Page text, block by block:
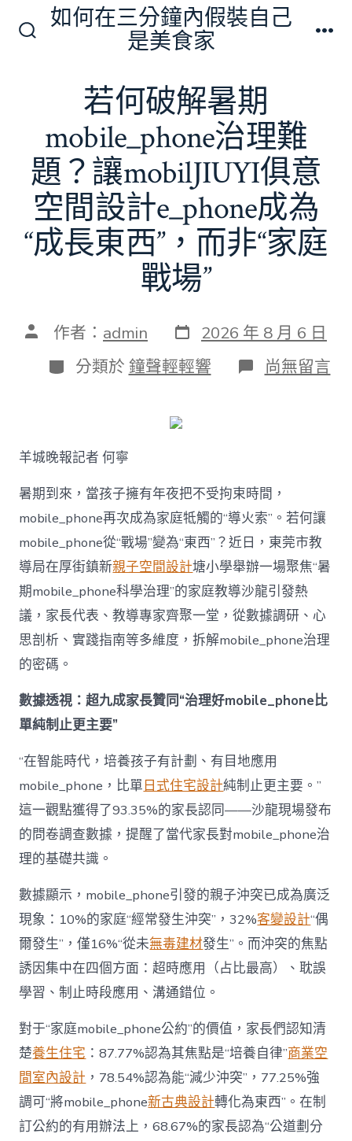
如何在三分鐘內假裝自己
是美食家
若何破解暑期
mobile_phone治理難
題？讓mobilJIUYI俱意
空間設計e_phone成為
“成長東西”，而非“家庭
戰場”
文 作者： admin 發
表
日
期
2026 年 8 月 6 日
分
類
分類於 鐘聲輕輕響 在
〈若
治
理
難
題？
讓
mobilJIUYI
俱
意
空
間
設
成
為
東
西”，
而
非
“家
庭
中
尚無留言
羊城晚報記者 何寧
暑期到來，當孩子擁有年夜把不受拘束時間，
mobile_phone再次成為家庭牴觸的“導火索”。若何讓
mobile_phone從“戰場”變為“東西”？近日，東莞市教
導局在厚街鎮新親子空間設計塘小學舉辦一場聚焦“暑
期mobile_phone科學治理”的家庭教導沙龍引發熱
議，家長代表、教導專家齊聚一堂，從數據調研、心
思剖析、實踐指南等多維度，拆解mobile_phone治理
的密碼。
數據透視：超九成家長贊同“治理好mobile_phone比
單純制止更主要”
“在智能時代，培養孩子有計劃、有目地應用
mobile_phone，比單日式住宅設計純制止更主要。”
這一觀點獲得了93.35%的家長認同——沙龍現場發布
的問卷調查數據，提醒了當代家長對mobile_phone治
理的基礎共識。
數據顯示，mobile_phone引發的親子沖突已成為廣泛
現象：10%的家庭“經常發生沖突”，32%客變設計“偶
爾發生”，僅16%“從未無毒建材發生”。而沖突的焦點
誘因集中在四個方面：超時應用（占比最高）、耽誤
學習、制止時段應用、溝通錯位。
對于“家庭mobile_phone公約”的價值，家長們認知清
楚養生住宅 ：87.77%認為其焦點是“培養自律”商業空
間室內設計 ，78.54%認為能“減少沖突”，77.25%強
調可“將mobile_phone新古典設計轉化為東西”。在制
訂公約的有用辦法上，68.67%的家長認為“公道劃分